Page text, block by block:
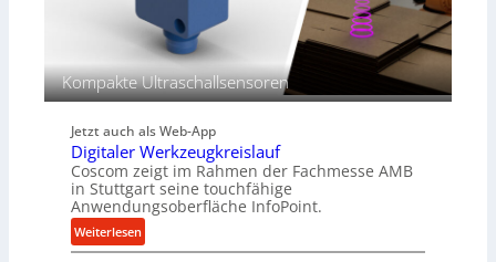
i
c
i
n
e
t
r
i
e
b
Kompakte Ultraschallsensoren
Jetzt auch als Web-App
Digitaler Werkzeugkreislauf
Coscom zeigt im Rahmen der Fachmesse AMB
in Stuttgart seine touchfähige
Anwendungsoberfläche InfoPoint.
Weiterlesen:
D